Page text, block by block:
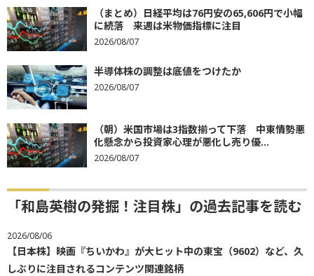
（まとめ）日経平均は76円安の65,606円で小幅
に続落 来週は米物価指標に注目
2026/08/07
半導体株の調整は底値をつけたか
2026/08/07
（朝）米国市場は3指数揃って下落 中東情勢悪
化懸念から投資家心理が悪化し売り優...
2026/08/07
「和島英樹の発掘！注目株」の過去記事を読む
2026/08/06
【日本株】映画『ちいかわ』が大ヒット中の東宝（9602）など、久
しぶりに注目されるコンテンツ関連銘柄